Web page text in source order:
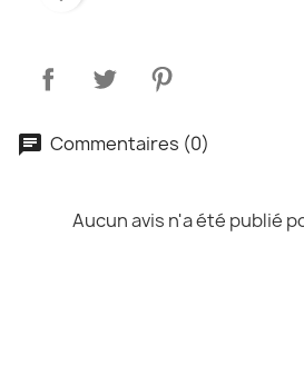
Commentaires (0)
Aucun avis n'a été publié